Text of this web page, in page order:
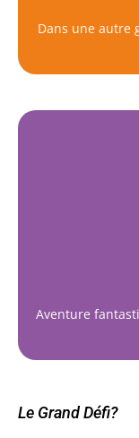
Dans une autre
Aventure
Le Grand Défi?